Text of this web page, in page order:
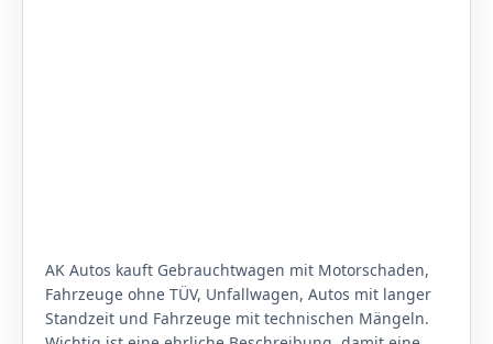
AK Autos kauft Gebrauchtwagen mit Motorschaden,
Fahrzeuge ohne TÜV, Unfallwagen, Autos mit langer
Standzeit und Fahrzeuge mit technischen Mängeln.